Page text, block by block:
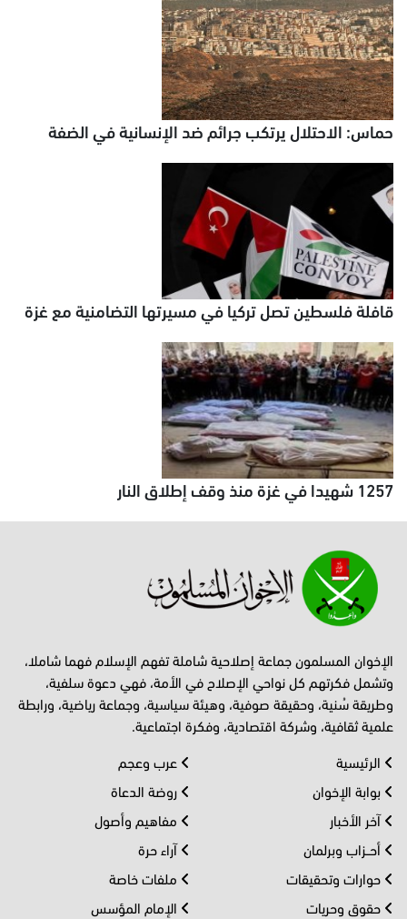
حماس: الاحتلال يرتكب جرائم ضد الإنسانية في الضفة
قافلة فلسطين تصل تركيا في مسيرتها التضامنية مع غزة
1257 شهيدا في غزة منذ وقف إطلاق النار
الإخوان المسلمون جماعة إصلاحية شاملة تفهم الإسلام فهما شاملا،
وتشمل فكرتهم كل نواحي الإصلاح في الأمة، فهي دعوة سلفية،
وطريقة سُنية، وحقيقة صوفية، وهيئة سياسية، وجماعة رياضية، ورابطة
علمية ثقافية، وشركة اقتصادية، وفكرة اجتماعية.
الرئيسية
بوابة الإخوان
آخر الأخبار
أحــزاب وبرلمان
حوارات وتحقيقات
حقوق وحريات
عرب وعجم
روضة الدعاة
مفاهيم وأصول
آراء حرة
ملفات خاصة
الإمام المؤسس